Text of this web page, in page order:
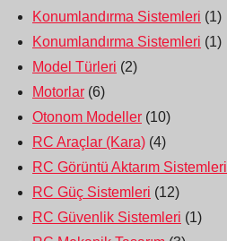
Konumlandırma Sistemleri (1)
Konumlandırma Sistemleri (1)
Model Türleri (2)
Motorlar (6)
Otonom Modeller (10)
RC Araçlar (Kara) (4)
RC Görüntü Aktarım Sistemleri
RC Güç Sistemleri (12)
RC Güvenlik Sistemleri (1)